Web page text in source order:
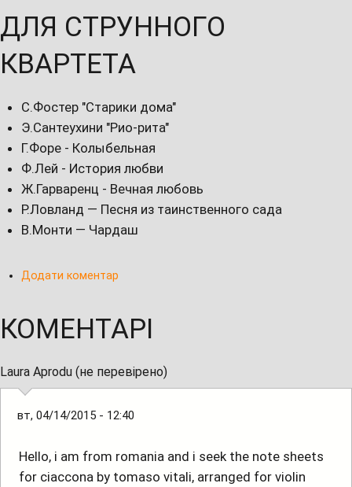
ДЛЯ СТРУННОГО
КВАРТЕТА
С.Фостер "Старики дома"
Э.Сантеухини "Рио-рита"
Г.Форе - Колыбельная
Ф.Лей - История любви
Ж.Гарваренц - Вечная любовь
Р.Ловланд — Песня из таинственного сада
В.Монти — Чардаш
Додати коментар
КОМЕНТАРІ
Laura Aprodu (не перевірено)
вт, 04/14/2015 - 12:40
Hello, i am from romania and i seek the note sheets
for ciaccona by tomaso vitali, arranged for violin